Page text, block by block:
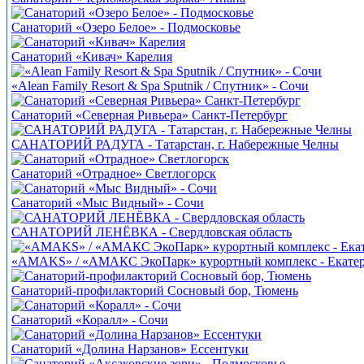
Санаторий «Озеро Белое» - Подмосковье
Санаторий «Кивач» Карелия
«Alean Family Resort & Spa Sputnik / Спутник» - Сочи
Санаторий «Северная Ривьера» Санкт-Петербург
САНАТОРИЙ РАДУГА - Татарстан, г. Набережные Челны
Санаторий «Отрадное» Светлогорск
Санаторий «Мыс Видный» - Сочи
САНАТОРИЙ ЛЕНЁВКА - Свердловская область
«AMAKS» / «АМАКС ЭкоПарк» курортный комплекс -
Санаторий-профилакторий Сосновый бор, Тюмень
Санаторий «Коралл» - Сочи
Санаторий «Долина Нарзанов» Ессентуки